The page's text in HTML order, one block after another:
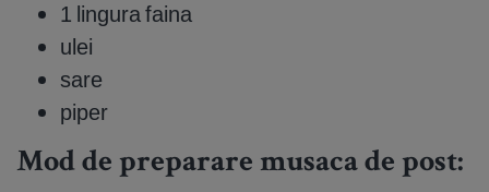
1 lingura faina
ulei
sare
piper
Mod de preparare musaca de post: